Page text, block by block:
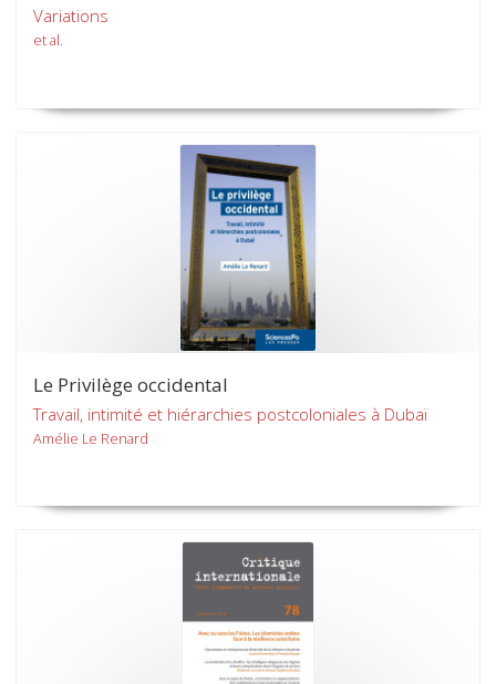
Variations
et al.
Le Privilège occidental
Travail, intimité et hiérarchies postcoloniales à Dubaï
Amélie Le Renard